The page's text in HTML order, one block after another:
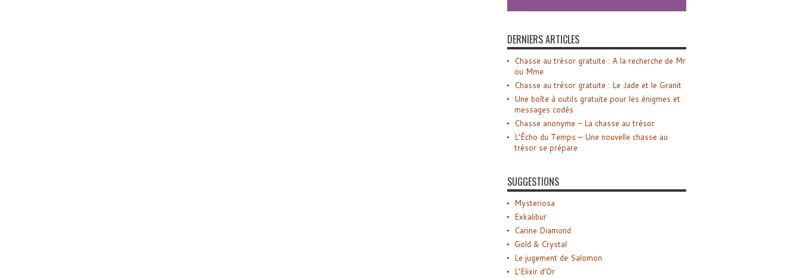
DERNIERS ARTICLES
Chasse au trésor gratuite : A la recherche de Mr
ou Mme
Chasse au trésor gratuite : Le Jade et le Granit
Une boîte à outils gratuite pour les énigmes et
messages codés
Chasse anonyme – La chasse au trésor
L’Écho du Temps – Une nouvelle chasse au
trésor se prépare
SUGGESTIONS
Mysteriosa
Exkalibur
Carine Diamond
Gold & Crystal
Le jugement de Salomon
L’Elixir d’Or